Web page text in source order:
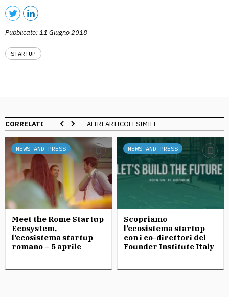
Pubblicato: 11 Giugno 2018
STARTUP
CORRELATI ALTRI ARTICOLI SIMILI
NEWS AND PRESS
Meet the Rome Startup
Ecosystem,
l’ecosistema startup
romano – 5 aprile
NEWS AND PRESS
Scopriamo
l’ecosistema startup
con i co-direttori del
Founder Institute Italy